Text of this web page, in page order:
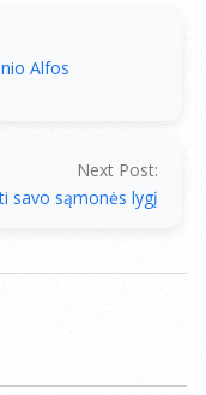
Alfos
Next Post:
savo sąmonės lygį